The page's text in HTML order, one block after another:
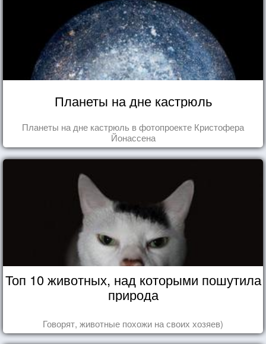
Планеты на дне кастрюль
Планеты на дне кастрюль в фотопроекте Кристофера
Йонассена
Топ 10 животных, над которыми пошутила
природа
Говорят, животные похожи на своих хозяев)